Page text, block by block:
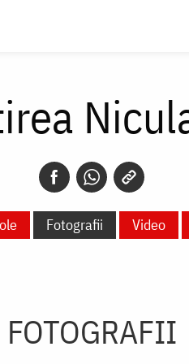
Fotografii Video
FOTOGRAFII